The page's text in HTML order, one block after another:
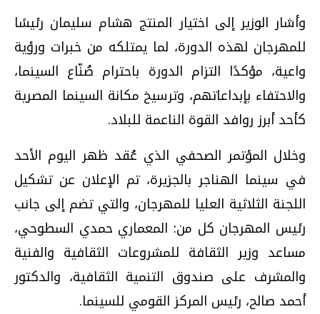
وأشار الوزير إلى اختيار المنتج هشام سليمان رئيسًا
للمهرجان لهذه الدورة، لما يمتلكه من خبرات ورؤية
واعية، مؤكدًا التزام الدورة باحترام صُنّاع السينما،
والاحتفاء بإبداعاتهم، وترسيخ مكانة السينما المصرية
كأحد أبرز روافد القوة الناعمة للبلاد.
وخلال المؤتمر الصحفي الذي عُقد ظهر اليوم الأحد
في سينما الهناجر بالجزيرة، تم الإعلان عن تشكيل
اللجنة الثلاثية العليا للمهرجان، والتي تضم إلى جانب
رئيس المهرجان كل من: المعماري حمدي السطوحي،
مساعد وزير الثقافة للمشروعات الثقافية والفنية
والمشرف على صندوق التنمية الثقافية، والدكتور
أحمد صالح، رئيس المركز القومي للسينما.